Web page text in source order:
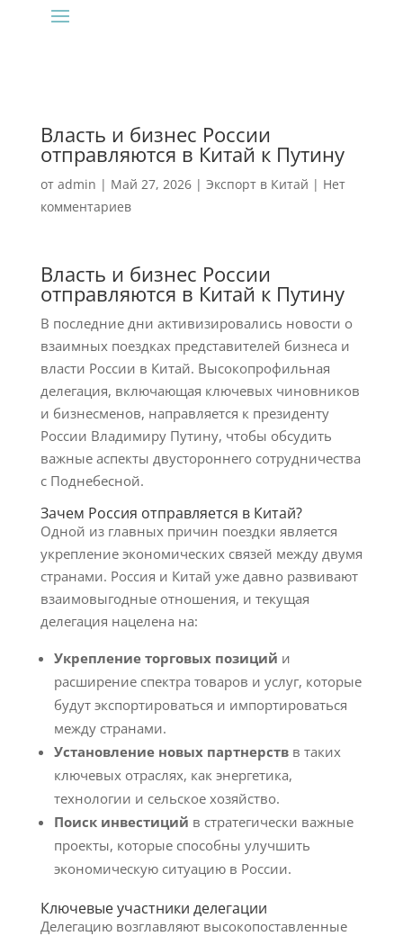
Власть и бизнес России
отправляются в Китай к Путину
от admin | Май 27, 2026| Экспорт в Китай | Нет
комментариев
Власть и бизнес России
отправляются в Китай к Путину
В последние дни активизировались новости о
взаимных поездках представителей бизнеса и
власти России в Китай. Высокопрофильная
делегация, включающая ключевых чиновников
и бизнесменов, направляется к президенту
России Владимиру Путину, чтобы обсудить
важные аспекты двустороннего сотрудничества
с Поднебесной.
Зачем Россия отправляется в Китай?
Одной из главных причин поездки является
укрепление экономических связей между двумя
странами. Россия и Китай уже давно развивают
взаимовыгодные отношения, и текущая
делегация нацелена на:
Укрепление торговых позиций и
расширение спектра товаров и услуг, которые
будут экспортироваться и импортироваться
между странами.
Установление новых партнерствв таких
ключевых отраслях, как энергетика,
технологии и сельское хозяйство.
Поиск инвестиций в стратегически важные
проекты, которые способны улучшить
экономическую ситуацию в России.
Ключевые участники делегации
Делегацию возглавляют высокопоставленные